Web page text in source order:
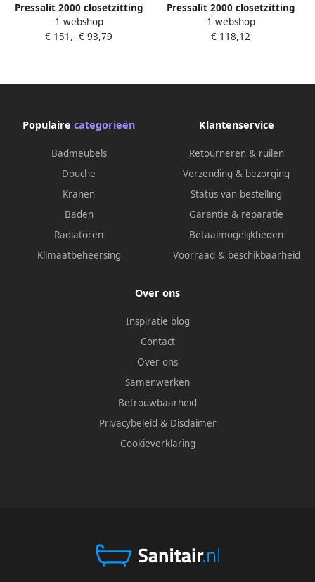
Pressalit 2000 closetzitting
en RVS univerticalscharnier
wit 124000-un3999
1 webshop
€ 151,- € 93,79
Pressalit 2000 closetzitting
en RVS univerticalscharnier
UN3 zwart 124001-un3999
1 webshop
€ 118,12
Populaire categorieën
Badmeubels
Douche
Kranen
Baden
Radiatoren
Klimaatbeheersing
Klantenservice
Retourneren & ruilen
Verzending & bezorging
Status van bestelling
Garantie & reparatie
Betaalmogelijkheden
Voorraad & beschikbaarheid
Over ons
Inspiratie blog
Contact
Over ons
Samenwerken
Betrouwbaarheid
Privacybeleid & Disclaimer
Cookieverklaring